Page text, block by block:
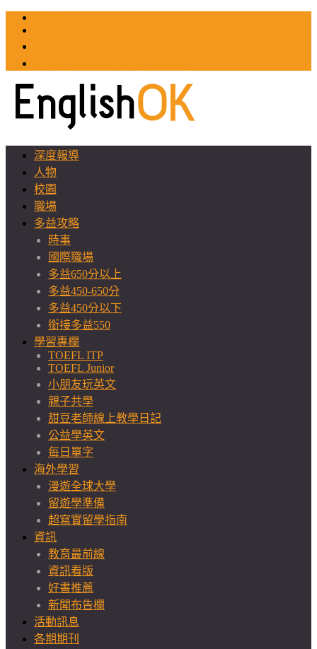
深度報導
人物
校園
職場
多益攻略
時事
國際職場
多益650分以上
多益450-650分
多益450分以下
銜接多益550
學習專欄
TOEFL ITP
TOEFL Junior
小朋友玩英文
親子共學
甜豆老師線上教學日記
公益學英文
每日單字
海外學習
漫遊全球大學
留遊學準備
超寫實留學指南
資訊
教育最前線
資訊看版
好書推薦
新聞布告欄
活動訊息
各期期刊